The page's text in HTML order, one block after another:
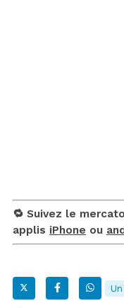
🔁 Suivez le
applis iPhone ou